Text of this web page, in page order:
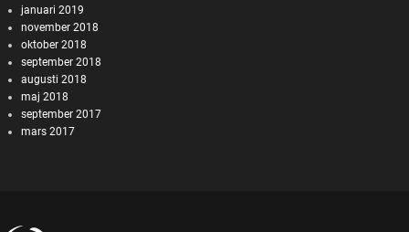
januari 2019
november 2018
oktober 2018
september 2018
augusti 2018
maj 2018
september 2017
mars 2017